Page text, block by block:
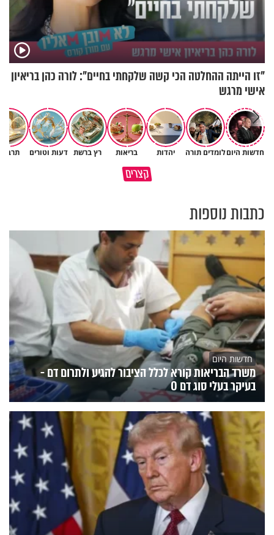
"זו הייתה ההחלטה הכי קשה שלקחתי בחיים": לורה כהן בריאיון
אישי מרגש
חדשות היוםלומדים תורה יהדות בריאות רץ ברשת דעות וטורים
קצרים
לפעמים המערכת מפספסת את
מותר לנשוף על בוטנים כדי
כתבות נוספות
חדשות היום
משרד הבריאות קורא לכלל הציבור להגיע ולתרום דם -
בעיקר בעלי סוג דם O